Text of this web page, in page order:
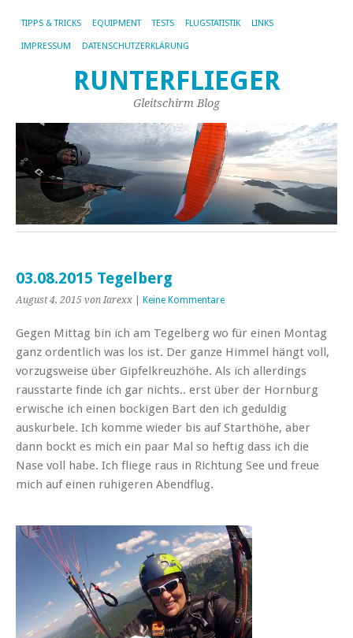
TIPPS & TRICKS EQUIPMENT TESTS FLUGSTATISTIK LINKS
IMPRESSUM DATENSCHUTZERKLÄRUNG
RUNTERFLIEGER
Gleitschirm Blog
03.08.2015 Tegelberg
August 4, 2015 von Iarexx Keine Kommentare
Gegen Mittag bin ich am Tegelberg wo für einen Montag
ganz ordentlich was los ist. Der ganze Himmel hängt voll,
vorzugsweise über Gipfelkreuzhöhe. Als ich allerdings
rausstarte finde ich gar nichts.. erst über der Hornburg
erwische ich einen bockigen Bart den ich geduldig
auskurbele. Ich komme wieder bis auf Starthöhe, aber
dann bockt es mich ein paar Mal so heftig dass ich die
Nase voll habe. Ich fliege raus in Richtung See und freue
mich auf einen ruhigeren Abendflug.